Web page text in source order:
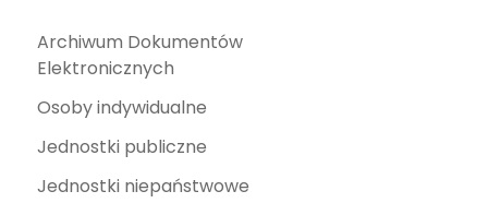
Archiwum Dokumentów
Elektronicznych
Osoby indywidualne
Jednostki publiczne
Jednostki niepaństwowe